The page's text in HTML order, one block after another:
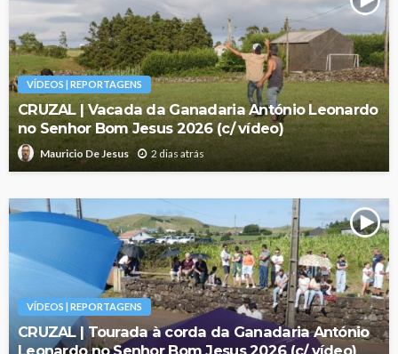
VÍDEOS | REPORTAGENS
CRUZAL | Vacada da Ganadaria António Leonardo
no Senhor Bom Jesus 2026 (c/ vídeo)
Mauricio De Jesus 2 dias atrás
VÍDEOS | REPORTAGENS
CRUZAL | Tourada à corda da Ganadaria António
Leonardo no Senhor Bom Jesus 2026 (c/ vídeo)